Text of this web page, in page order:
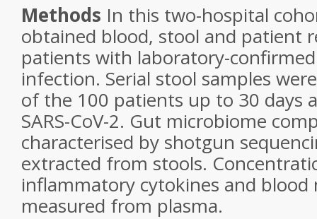
Methods In this two-hospital
obtained blood, stool and patient
patients with laboratory-confirmed
infection. Serial stool samples
of the 100 patients up to 30 days
SARS-CoV-2. Gut microbiome
characterised by shotgun
extracted from stools.
inflammatory cytokines and blood
measured from plasma.